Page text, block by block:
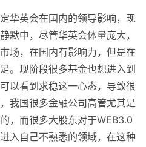
华英会在国内的领导影响，现
默中，尽管华英会体量庞大，
场，在国内有影响力，但是在
。现阶段很多基金也想进入到
以看到求稳这一心态，导致很
我国很多金融公司高管尤其是
，而很多大股东对于WEB3.0
入自己不熟悉的领域，在这种